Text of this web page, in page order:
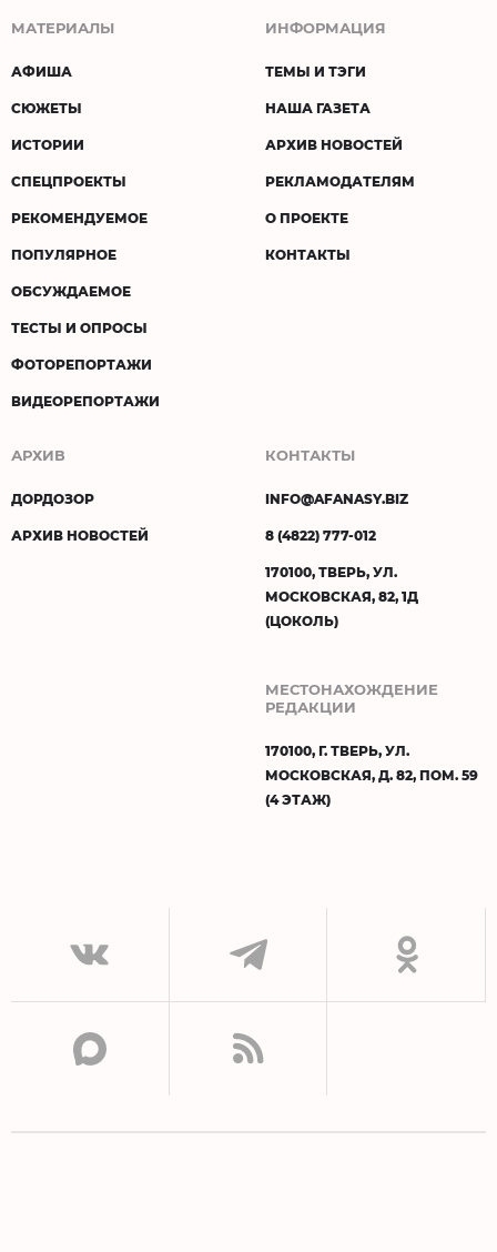
МАТЕРИАЛЫ
АФИША
СЮЖЕТЫ
ИСТОРИИ
СПЕЦПРОЕКТЫ
РЕКОМЕНДУЕМОЕ
ПОПУЛЯРНОЕ
ОБСУЖДАЕМОЕ
ТЕСТЫ И ОПРОСЫ
ФОТОРЕПОРТАЖИ
ВИДЕОРЕПОРТАЖИ
ИНФОРМАЦИЯ
ТЕМЫ И ТЭГИ
НАША ГАЗЕТА
АРХИВ НОВОСТЕЙ
РЕКЛАМОДАТЕЛЯМ
О ПРОЕКТЕ
КОНТАКТЫ
АРХИВ
ДОРДОЗОР
АРХИВ НОВОСТЕЙ
КОНТАКТЫ
INFO@AFANASY.BIZ
8 (4822) 777-012
170100, ТВЕРЬ, УЛ.
МОСКОВСКАЯ, 82, 1Д
(ЦОКОЛЬ)
МЕСТОНАХОЖДЕНИЕ
РЕДАКЦИИ
170100, Г. ТВЕРЬ, УЛ.
МОСКОВСКАЯ, Д. 82, ПОМ. 59
(4 ЭТАЖ)